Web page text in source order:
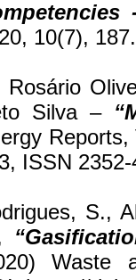
10(7),
Rosário
Silva –
ISSN
S.,
Waste